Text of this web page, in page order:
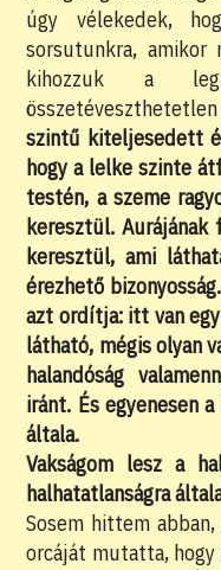
úgy vélekedek,
sorsutunkra,
kihozzuk a
szintű kiteljesedett
hogy a lelke szinte
testén, a szeme
keresztül. Aurájának
keresztül, ami
érezhető
azt ordítja: itt van
látható, mégis olyan
halandóság
iránt. És egyenesen
általa.
Vakságom lesz a
halhatatlanságra
Sosem hittem
orcáját mutatta,